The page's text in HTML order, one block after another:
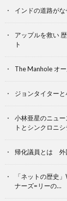
インドの道路が
アップルを救い
ト
The Manhole オ
ジョンタイター
小林亜星のニュ
トとシンクロニシ
帰化議員とは 外
「ネットの歴史
ナーズ=リーの…